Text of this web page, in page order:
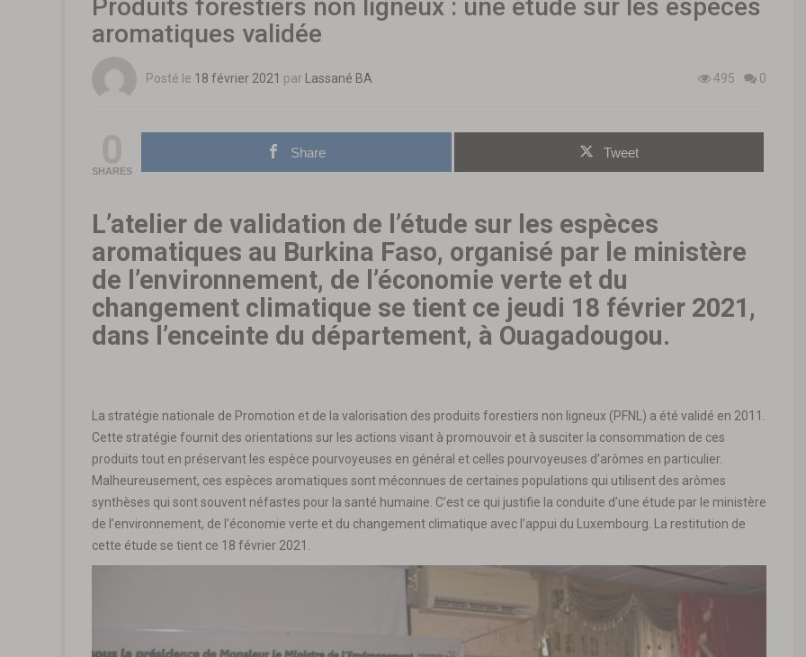
Produits forestiers non ligneux : une étude sur les espèces
aromatiques validée
Posté le 18 février 2021 par Lassané BA 495 0
SHARES
Share Tweet
L’atelier de validation de l’étude sur les espèces
aromatiques au Burkina Faso, organisé par le ministère
de l’environnement, de l’économie verte et du
changement climatique se tient ce jeudi 18 février 2021,
dans l’enceinte du département, à Ouagadougou.
La stratégie nationale de Promotion et de la valorisation des produits forestiers non ligneux (PFNL) a été validé en 2011.
Cette stratégie fournit des orientations sur les actions visant à promouvoir et à susciter la consommation de ces
produits tout en préservant les espèce pourvoyeuses en général et celles pourvoyeuses d’arômes en particulier.
Malheureusement, ces espèces aromatiques sont méconnues de certaines populations qui utilisent des arômes
synthèses qui sont souvent néfastes pour la santé humaine. C’est ce qui justifie la conduite d’une étude par le ministère
de l’environnement, de l’économie verte et du changement climatique avec l’appui du Luxembourg. La restitution de
cette étude se tient ce 18 février 2021.